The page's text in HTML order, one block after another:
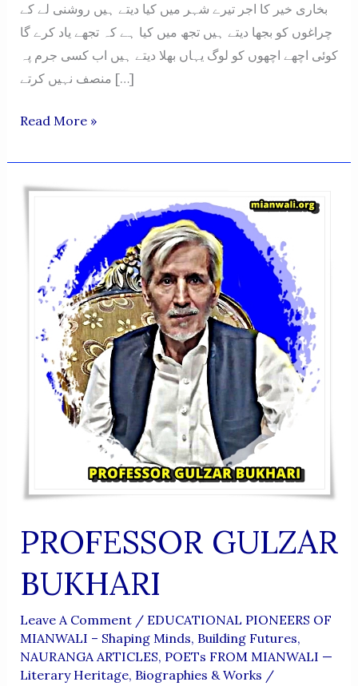
بخاری خیر کا اجر تیرے شہر میں کیا دیتے ہیں روشنی لے کے
چراغوں کو بجھا دیتے ہیں تجھ میں کیا ہے کہ تجھے یاد کرے گا
کوئی اچھے اچھوں کو لوگ یہاں بھلا دیتے ہیں اب کسی جرم پہ
منصف نہیں کرتے […]
PROFESSOR
BUKHARI
POETRY
Read More »
PROFESSOR GULZAR
BUKHARI
Leave A Comment / EDUCATIONAL PIONEERS OF
MIANWALI – Shaping Minds, Building Futures,
NAURANGA ARTICLES, POETs FROM MIANWALI —
Literary Heritage, Biographies & Works /